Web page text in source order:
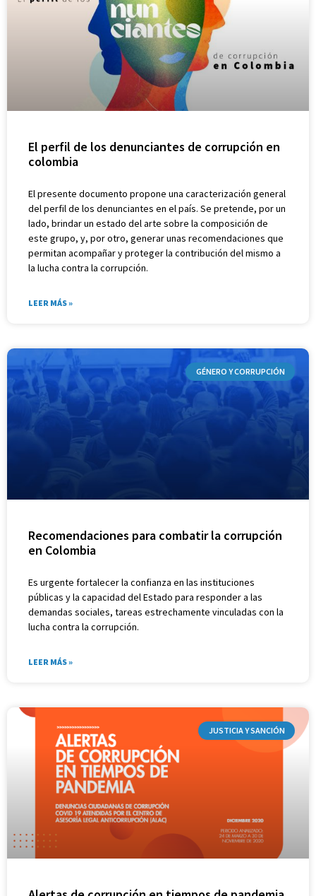
El perfil de los denunciantes de corrupción en
colombia
El presente documento propone una caracterización general
del perfil de los denunciantes en el país. Se pretende, por un
lado, brindar un estado del arte sobre la composición de
este grupo, y, por otro, generar unas recomendaciones que
permitan acompañar y proteger la contribución del mismo a
la lucha contra la corrupción.
LEER MÁS »
GÉNERO Y CORRUPCIÓN
Recomendaciones para combatir la corrupción
en Colombia
Es urgente fortalecer la confianza en las instituciones
públicas y la capacidad del Estado para responder a las
demandas sociales, tareas estrechamente vinculadas con la
lucha contra la corrupción.
LEER MÁS »
JUSTICIA Y SANCIÓN